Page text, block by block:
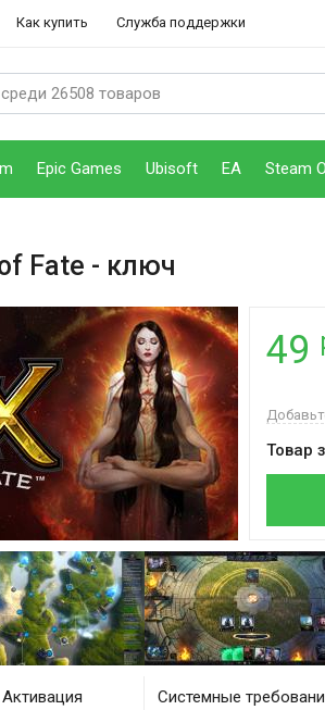
Как купить Служба поддержки
Epic Games Ubisoft EA Steam
Fate - ключ
49
Товар
Активация Системные